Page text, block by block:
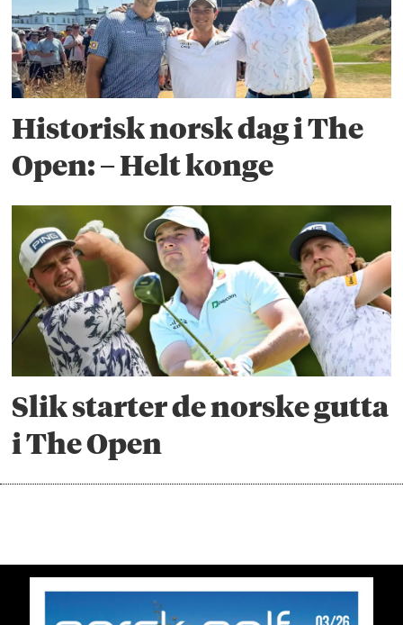
Historisk norsk dag i The
Open: – Helt konge
Slik starter de norske gutta
i The Open